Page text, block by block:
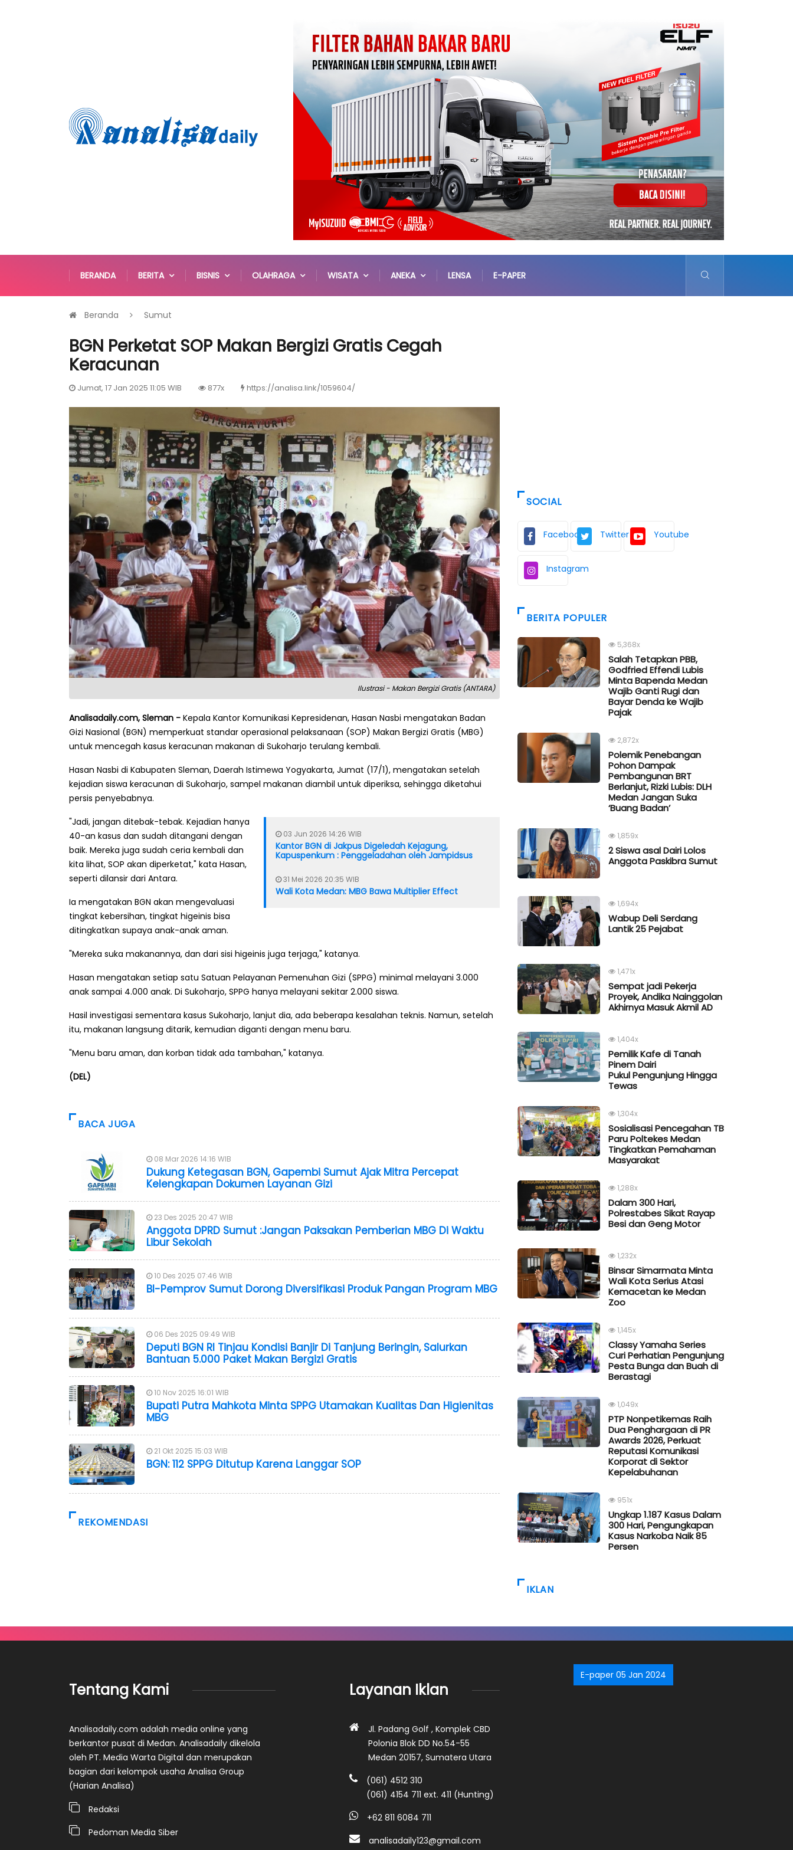
BERANDA BERITA BISNIS OLAHRAGA WISATA ANEKA LENSA E-PAPER
Beranda Sumut
BGN Perketat SOP Makan Bergizi Gratis Cegah
Keracunan
Jumat, 17 Jan 2025 11:05 WIB 877x https://analisa.link/1059604/
Ilustrasi - Makan Bergizi Gratis (ANTARA)
Analisadaily.com, Sleman - Kepala Kantor Komunikasi Kepresidenan, Hasan Nasbi mengatakan Badan
Gizi Nasional (BGN) memperkuat standar operasional pelaksanaan (SOP) Makan Bergizi Gratis (MBG)
untuk mencegah kasus keracunan makanan di Sukoharjo terulang kembali.
Hasan Nasbi di Kabupaten Sleman, Daerah Istimewa Yogyakarta, Jumat (17/1), mengatakan setelah
kejadian siswa keracunan di Sukoharjo, sampel makanan diambil untuk diperiksa, sehingga diketahui
persis penyebabnya.
03 Jun 2026 14:26 WIB
Kantor BGN di Jakpus Digeledah Kejagung,
Kapuspenkum : Penggeladahan oleh Jampidsus
31 Mei 2026 20:35 WIB
Wali Kota Medan: MBG Bawa Multiplier Effect
"Jadi, jangan ditebak-tebak. Kejadian hanya
40-an kasus dan sudah ditangani dengan
baik. Mereka juga sudah ceria kembali dan
kita lihat, SOP akan diperketat," kata Hasan,
seperti dilansir dari Antara.
Ia mengatakan BGN akan mengevaluasi
tingkat kebersihan, tingkat higeinis bisa
ditingkatkan supaya anak-anak aman.
"Mereka suka makanannya, dan dari sisi higeinis juga terjaga," katanya.
Hasan mengatakan setiap satu Satuan Pelayanan Pemenuhan Gizi (SPPG) minimal melayani 3.000
anak sampai 4.000 anak. Di Sukoharjo, SPPG hanya melayani sekitar 2.000 siswa.
Hasil investigasi sementara kasus Sukoharjo, lanjut dia, ada beberapa kesalahan teknis. Namun, setelah
itu, makanan langsung ditarik, kemudian diganti dengan menu baru.
"Menu baru aman, dan korban tidak ada tambahan," katanya.
(DEL)
BACA JUGA
08 Mar 2026 14:16 WIB
Dukung Ketegasan BGN, Gapembi Sumut Ajak Mitra Percepat
Kelengkapan Dokumen Layanan Gizi
23 Des 2025 20:47 WIB
Anggota DPRD Sumut :Jangan Paksakan Pemberian MBG Di Waktu
Libur Sekolah
10 Des 2025 07:46 WIB
BI-Pemprov Sumut Dorong Diversifikasi Produk Pangan Program MBG
06 Des 2025 09:49 WIB
Deputi BGN RI Tinjau Kondisi Banjir Di Tanjung Beringin, Salurkan
Bantuan 5.000 Paket Makan Bergizi Gratis
10 Nov 2025 16:01 WIB
Bupati Putra Mahkota Minta SPPG Utamakan Kualitas Dan Higienitas
MBG
21 Okt 2025 15:03 WIB
BGN: 112 SPPG Ditutup Karena Langgar SOP
REKOMENDASI
SOCIAL
Facebook Twitter Youtube
Instagram
BERITA POPULER
5,368x
Salah Tetapkan PBB,
Godfried Effendi Lubis
Minta Bapenda Medan
Wajib Ganti Rugi dan
Bayar Denda ke Wajib
Pajak
2,872x
Polemik Penebangan
Pohon Dampak
Pembangunan BRT
Berlanjut, Rizki Lubis: DLH
Medan Jangan Suka
‘Buang Badan’
1,859x
2 Siswa asal Dairi Lolos
Anggota Paskibra Sumut
1,694x
Wabup Deli Serdang
Lantik 25 Pejabat
1,471x
Sempat jadi Pekerja
Proyek, Andika Nainggolan
Akhirnya Masuk Akmil AD
1,404x
Pemilik Kafe di Tanah
Pinem Dairi
Pukul Pengunjung Hingga
Tewas
1,304x
Sosialisasi Pencegahan TB
Paru Poltekes Medan
Tingkatkan Pemahaman
Masyarakat
1,288x
Dalam 300 Hari,
Polrestabes Sikat Rayap
Besi dan Geng Motor
1,232x
Binsar Simarmata Minta
Wali Kota Serius Atasi
Kemacetan ke Medan
Zoo
1,145x
Classy Yamaha Series
Curi Perhatian Pengunjung
Pesta Bunga dan Buah di
Berastagi
1,049x
PTP Nonpetikemas Raih
Dua Penghargaan di PR
Awards 2026, Perkuat
Reputasi Komunikasi
Korporat di Sektor
Kepelabuhanan
951x
Ungkap 1.187 Kasus Dalam
300 Hari, Pengungkapan
Kasus Narkoba Naik 85
Persen
IKLAN
Tentang Kami
Analisadaily.com adalah media online yang
berkantor pusat di Medan. Analisadaily dikelola
oleh PT. Media Warta Digital dan merupakan
bagian dari kelompok usaha Analisa Group
(Harian Analisa)
Redaksi
Pedoman Media Siber
Layanan Iklan
Jl. Padang Golf , Komplek CBD
Polonia Blok DD No.54-55
Medan 20157, Sumatera Utara
(061) 4512 310
(061) 4154 711 ext. 411 (Hunting)
+62 811 6084 711
analisadaily123@gmail.com
E-paper 05 Jan 2024